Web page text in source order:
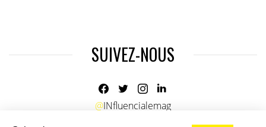
SUIVEZ-NOUS
@INfluencialemag